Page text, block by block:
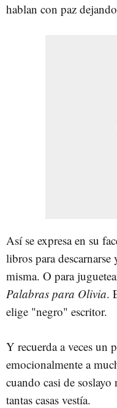
hablan con paz
Así se expresa en su
libros para
misma. O para
Palabras para Olivia.
elige "negro" escritor.
Y recuerda a veces un
emocionalmente a
cuando casi de
tantas casas vestía.